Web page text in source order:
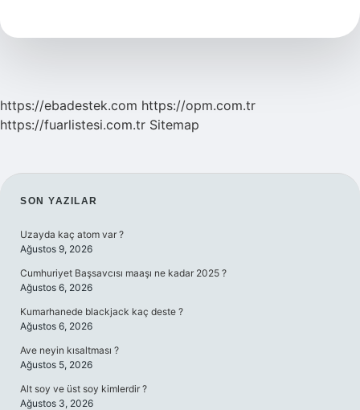
https://ebadestek.com https://opm.com.tr
https://fuarlistesi.com.tr Sitemap
SIDEBAR
SON YAZILAR
Uzayda kaç atom var ?
Ağustos 9, 2026
Cumhuriyet Başsavcısı maaşı ne kadar 2025 ?
Ağustos 6, 2026
Kumarhanede blackjack kaç deste ?
Ağustos 6, 2026
Ave neyin kısaltması ?
Ağustos 5, 2026
Alt soy ve üst soy kimlerdir ?
Ağustos 3, 2026